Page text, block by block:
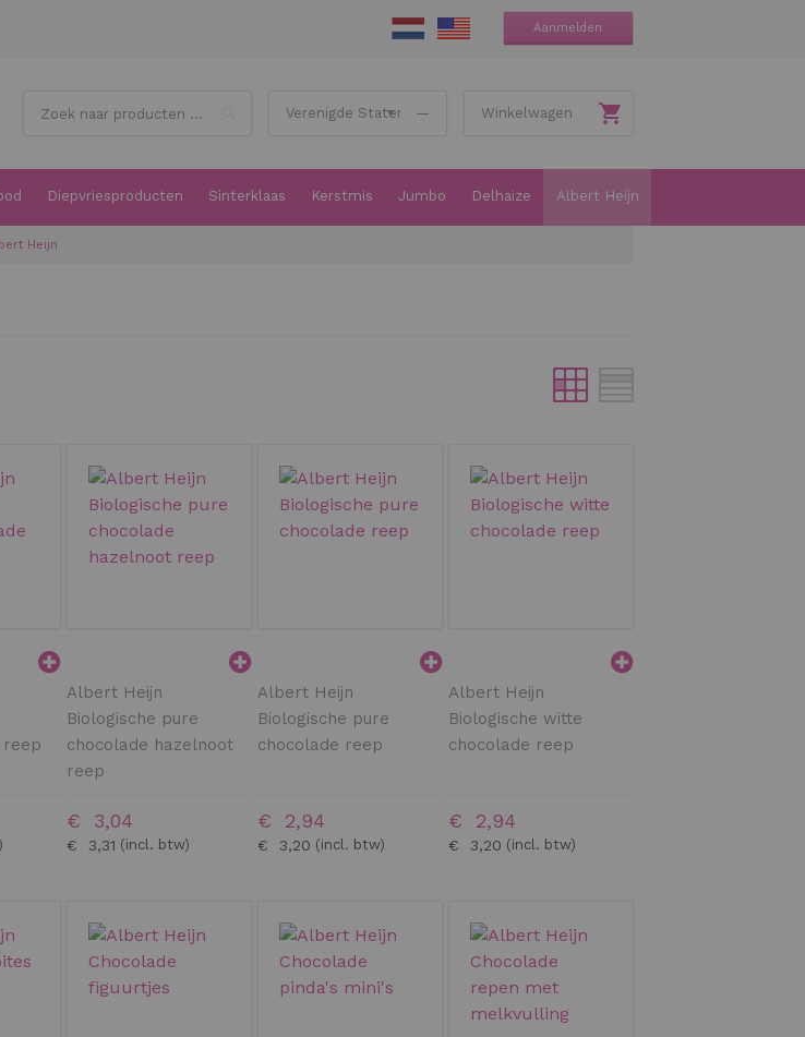
Aanmelden
— Winkelwagen
Diepvriesproducten Sinterklaas Kerstmis Jumbo Delhaize Albert Heijn
Heijn
reep
Albert Heijn
Biologische pure
chocolade hazelnoot
reep
€ 3,31
€ 3,04
Albert Heijn
Biologische pure
chocolade reep
€ 3,20
€ 2,94
Albert Heijn
Biologische witte
chocolade reep
€ 3,20
€ 2,94